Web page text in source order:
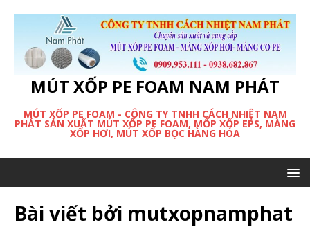
MÚT XỐP PE FOAM NAM PHÁT
MÚT XỐP PE FOAM - CÔNG TY TNHH CÁCH NHIỆT NAM
PHÁT SẢN XUẤT MÚT XỐP PE FOAM, MỐP XỐP EPS, MÀNG
XỐP HƠI, MÚT XỐP BỌC HÀNG HÓA
Bài viết bởi mutxopnamphat